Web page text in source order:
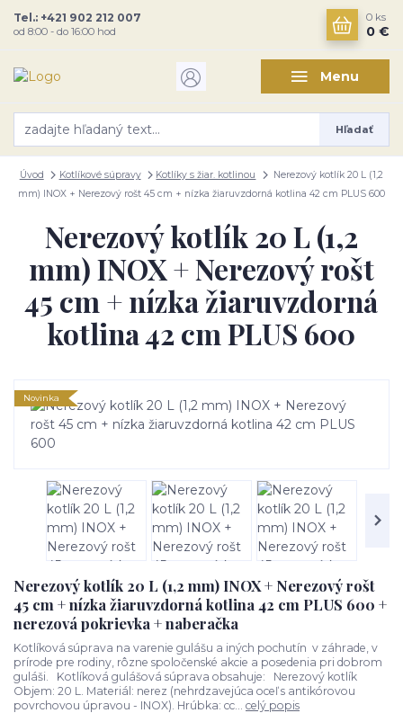
Menu
Hľadať
Tel.: +421 902 212 007
od 8:00 - do 16:00 hod
0 ks
0 €
Úvod Kotlíkové súpravy Kotlíky s žiar. kotlinou
Nerezový kotlík 20 L (1,2
mm) INOX + Nerezový rošt 45 cm + nízka žiaruvzdorná kotlina 42 cm PLUS 600
Nerezový kotlík 20 L (1,2
mm) INOX + Nerezový rošt
45 cm + nízka žiaruvzdorná
kotlina 42 cm PLUS 600
Novinka
Nerezový kotlík 20 L (1,2 mm) INOX + Nerezový rošt
45 cm + nízka žiaruvzdorná kotlina 42 cm PLUS 600 +
nerezová pokrievka + naberačka
Kotlíková súprava na varenie gulášu a iných pochutín v záhrade, v
prírode pre rodiny, rôzne spoločenské akcie a posedenia pri dobrom
guláši. Kotlíková gulášová súprava obsahuje: Nerezový kotlík
Objem: 20 L. Materiál: nerez (nehrdzavejúca oceľ s antikórovou
povrchovou úpravou - INOX). Hrúbka: cc... celý popis